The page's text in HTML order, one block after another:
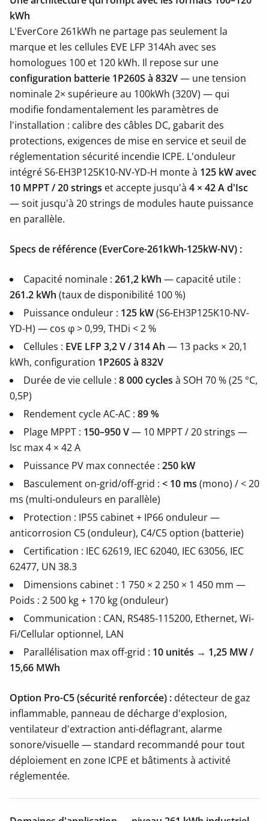
kWh
L'EverCore 261kWh ne partage pas seulement la
marque et les cellules EVE LFP 314Ah avec ses
homologues 100 et 120 kWh. Il repose sur une
configuration batterie 1P260S à 832V— une tension
nominale 2× supérieure au 100kWh (320V) — qui
modifie fondamentalement les paramètres de
l'installation : calibre des câbles DC, gabarit des
protections, exigences de mise en service et seuil de
réglementation sécurité incendie ICPE. L'onduleur
intégré S6-EH3P125K10-NV-YD-H monte à 125 kW avec
10 MPPT / 20 strings et accepte jusqu'à 4 × 42 A d'Isc
— soit jusqu'à 20 strings de modules haute puissance
en parallèle.
Specs de référence (EverCore-261kWh-125kW-NV) :
Capacité nominale : 261,2 kWh — capacité utile :
261.2 kWh (taux de disponibilité 100 %)
Puissance onduleur : 125 kW(S6-EH3P125K10-NV-
YD-H) — cos φ > 0,99, THDi < 2 %
Cellules : EVE LFP 3,2 V / 314 Ah — 13 packs × 20,1
kWh, configuration 1P260S à 832V
Durée de vie cellule : 8 000 cycles à SOH 70 % (25 °C,
0,5P)
Rendement cycle AC-AC : 89 %
Plage MPPT : 150–950 V— 10 MPPT / 20 strings —
Isc max 4 × 42 A
Puissance PV max connectée : 250 kW
Basculement on-grid/off-grid : < 10 ms (mono) / < 20
ms (multi-onduleurs en parallèle)
Protection : IP55 cabinet + IP66 onduleur —
anticorrosion C5 (onduleur), C4/C5 option (batterie)
Certification : IEC 62619, IEC 62040, IEC 63056, IEC
62477, UN 38.3
Dimensions cabinet : 1 750 × 2 250 × 1 450 mm —
Poids : 2 500 kg + 170 kg (onduleur)
Communication : CAN, RS485-115200, Ethernet, Wi-
Fi/Cellular optionnel, LAN
Parallélisation max off-grid : 10 unités → 1,25 MW /
15,66 MWh
Option Pro-C5 (sécurité renforcée) : détecteur de gaz
inflammable, panneau de décharge d'explosion,
ventilateur d'extraction anti-déflagrant, alarme
sonore/visuelle — standard recommandé pour tout
déploiement en zone ICPE et bâtiments à activité
réglementée.